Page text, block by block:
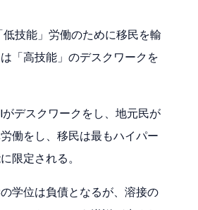
低技能」労働のために移民を輸
「高技能」のデスクワークを
がデスクワークをし、地元民が
働をし、移民は最もハイパー
限定される。
学位は負債となるが、溶接の